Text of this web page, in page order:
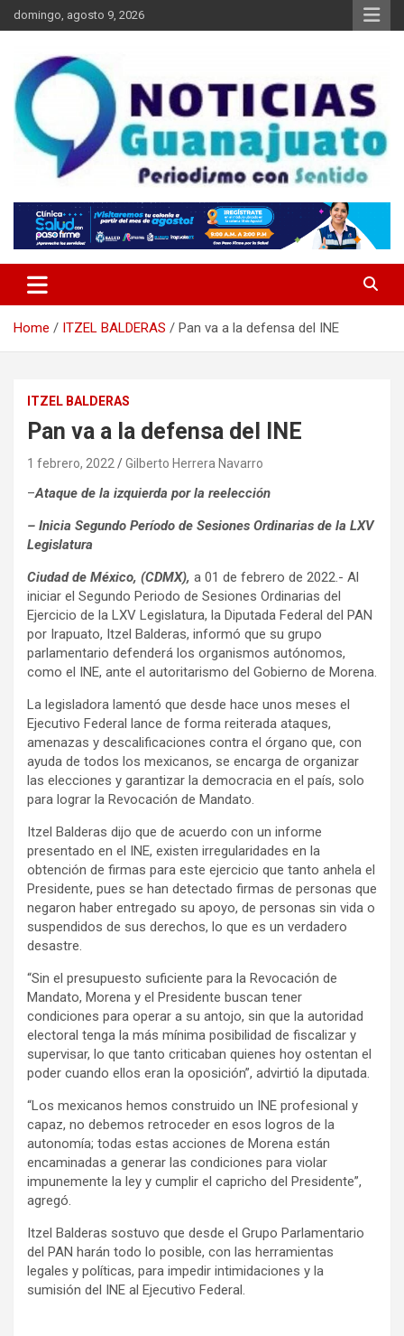
Skip
to
domingo, agosto 9, 2026
Noticias Guanajuato
Home ITZEL BALDERAS Pan va a la defensa del INE
ITZEL BALDERAS
Pan va a la defensa del INE
1 febrero, 2022 Gilberto Herrera Navarro
–Ataque de la izquierda por la reelección
– Inicia Segundo Período de Sesiones Ordinarias de la LXV
Legislatura
Ciudad de México, (CDMX), a 01 de febrero de 2022.- Al
iniciar el Segundo Periodo de Sesiones Ordinarias del
Ejercicio de la LXV Legislatura, la Diputada Federal del PAN
por Irapuato, Itzel Balderas, informó que su grupo
parlamentario defenderá los organismos autónomos,
como el INE, ante el autoritarismo del Gobierno de Morena.
La legisladora lamentó que desde hace unos meses el
Ejecutivo Federal lance de forma reiterada ataques,
amenazas y descalificaciones contra el órgano que, con
ayuda de todos los mexicanos, se encarga de organizar
las elecciones y garantizar la democracia en el país, solo
para lograr la Revocación de Mandato.
Itzel Balderas dijo que de acuerdo con un informe
presentado en el INE, existen irregularidades en la
obtención de firmas para este ejercicio que tanto anhela el
Presidente, pues se han detectado firmas de personas que
negaron haber entregado su apoyo, de personas sin vida o
suspendidos de sus derechos, lo que es un verdadero
desastre.
“Sin el presupuesto suficiente para la Revocación de
Mandato, Morena y el Presidente buscan tener
condiciones para operar a su antojo, sin que la autoridad
electoral tenga la más mínima posibilidad de fiscalizar y
supervisar, lo que tanto criticaban quienes hoy ostentan el
poder cuando ellos eran la oposición”, advirtió la diputada.
“Los mexicanos hemos construido un INE profesional y
capaz, no debemos retroceder en esos logros de la
autonomía; todas estas acciones de Morena están
encaminadas a generar las condiciones para violar
impunemente la ley y cumplir el capricho del Presidente”,
agregó.
Itzel Balderas sostuvo que desde el Grupo Parlamentario
del PAN harán todo lo posible, con las herramientas
legales y políticas, para impedir intimidaciones y la
sumisión del INE al Ejecutivo Federal.